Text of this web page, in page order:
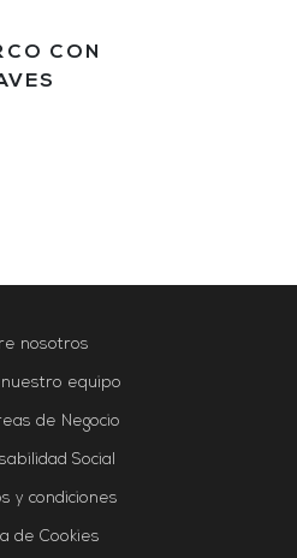
CON
nosotros
equipo
de Negocio
Social
y condiciones
de Cookies